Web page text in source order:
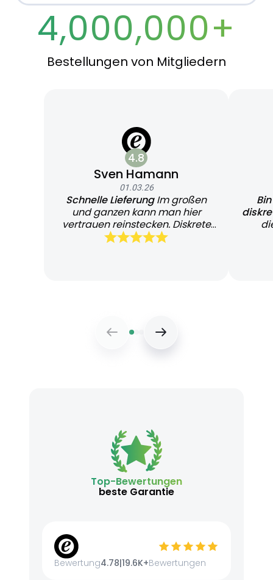
4,000,000+
Bestellungen von Mitgliedern
4.8
Sven Hamann
01.03.26
Schnelle LieferungIm großen
und ganzen kann man hier
vertrauen reinstecken. Diskrete
und schnelle Lieferung
Top-Bewertungen
beste Garantie
Bewertung4.78|19.6K+Bewertungen